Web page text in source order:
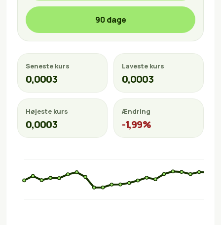
90 dage
Seneste kurs
0,0003
Laveste kurs
0,0003
Højeste kurs
0,0003
Ændring
-1,99%